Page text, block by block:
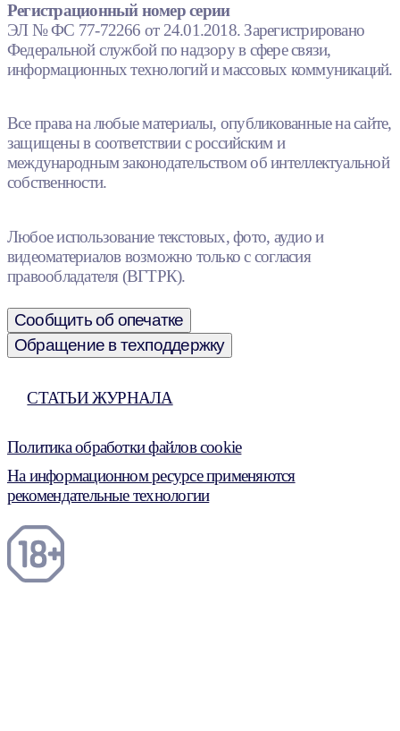
Регистрационный номер серии
ЭЛ № ФС 77-72266 от 24.01.2018. Зарегистрировано
Федеральной службой по надзору в сфере связи,
информационных технологий и массовых коммуникаций.
Все права на любые материалы, опубликованные на сайте,
защищены в соответствии с российским и
международным законодательством об интеллектуальной
собственности.
Любое использование текстовых, фото, аудио и
видеоматериалов возможно только с согласия
правообладателя (ВГТРК).
Сообщить об опечатке
Обращение в техподдержку
СТАТЬИ ЖУРНАЛА
Политика обработки файлов cookie
На информационном ресурсе применяются
рекомендательные технологии